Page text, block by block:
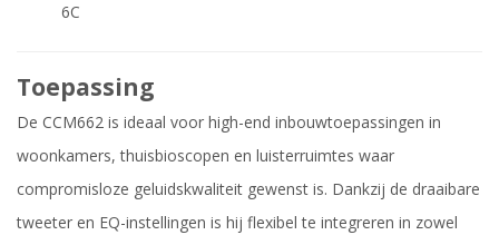
6C
Toepassing
De CCM662 is ideaal voor high-end inbouwtoepassingen in
woonkamers, thuisbioscopen en luisterruimtes waar
compromisloze geluidskwaliteit gewenst is. Dankzij de draaibare
tweeter en EQ-instellingen is hij flexibel te integreren in zowel